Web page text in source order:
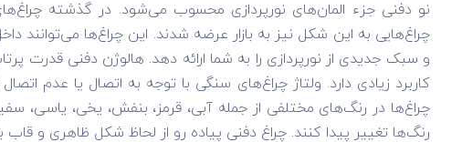
چراغ‌هایی به این شکل نیز به بازار عرضه شدند. این چراغ‌ها می‌توانند
چراغ‌ها در رنگ‌های مختلفی از جمله آبی، قرمز، بنفش، یخی، یاسی،
رنگ‌ها تغییر پیدا کنند. چراغ دفنی پیاده رو از لحاظ شکل ظاهری و